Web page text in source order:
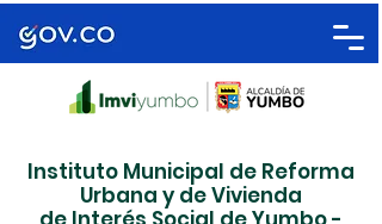
Instituto Municipal de Reforma
Urbana y de Vivienda